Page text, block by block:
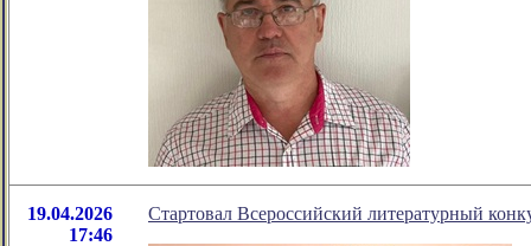
19.04.2026
17:46
Стартовал Всероссийский литературный